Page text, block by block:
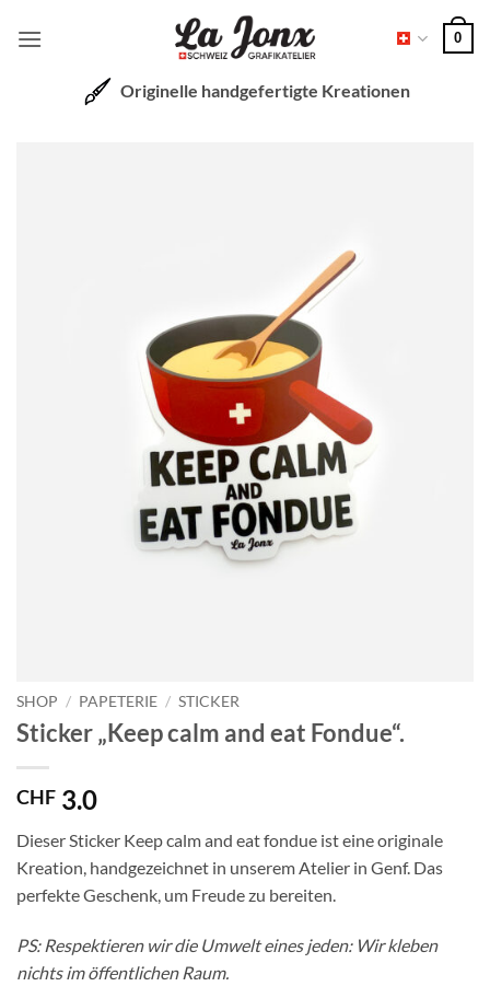
Inhalt
0
Originelle handgefertigte Kreationen
SHOP / PAPETERIE / STICKER
Sticker „Keep calm and eat Fondue“.
CHF 3.0
Dieser Sticker Keep calm and eat fondue ist eine originale
Kreation, handgezeichnet in unserem Atelier in Genf. Das
perfekte Geschenk, um Freude zu bereiten.
PS: Respektieren wir die Umwelt eines jeden: Wir kleben
nichts im öffentlichen Raum.